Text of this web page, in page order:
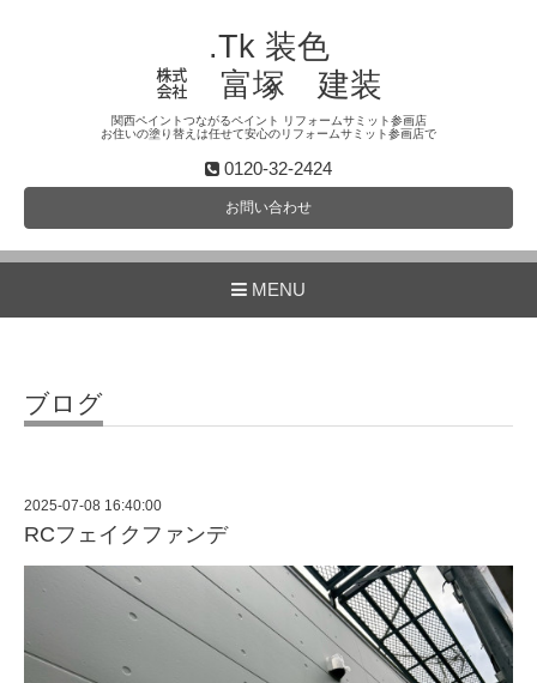
.Tk 装色
㍿ 富塚 建装
関西ペイントつながるペイント リフォームサミット参画店
お住いの塗り替えは任せて安心のリフォームサミット参画店で
0120-32-2424
お問い合わせ
MENU
ブログ
2025-07-08 16:40:00
RCフェイクファンデ